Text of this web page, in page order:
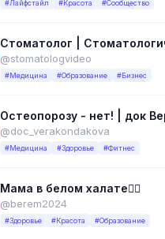
#Лайфстайл #Красота #Сообщество
@stomatologvideo
#Медицина #Образование #Бизнес
@doc_verakondakova
#Медицина #Здоровье #Фитнес
Мама в белом халате👩‍⚕️
@berem2024
#Здоровье #Красота #Образование